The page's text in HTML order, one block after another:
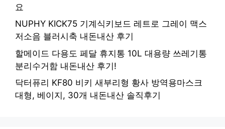
요
NUPHY KICK75 기계식키보드 레트로 그레이 맥스
저소음 블러시축 내돈내산 후기
할메이드 다용도 페달 휴지통 10L 대용량 쓰레기통
분리수거함 내돈내산 후기!
닥터퓨리 KF80 비키 새부리형 황사 방역용마스크
대형, 베이지, 30개 내돈내산 솔직후기